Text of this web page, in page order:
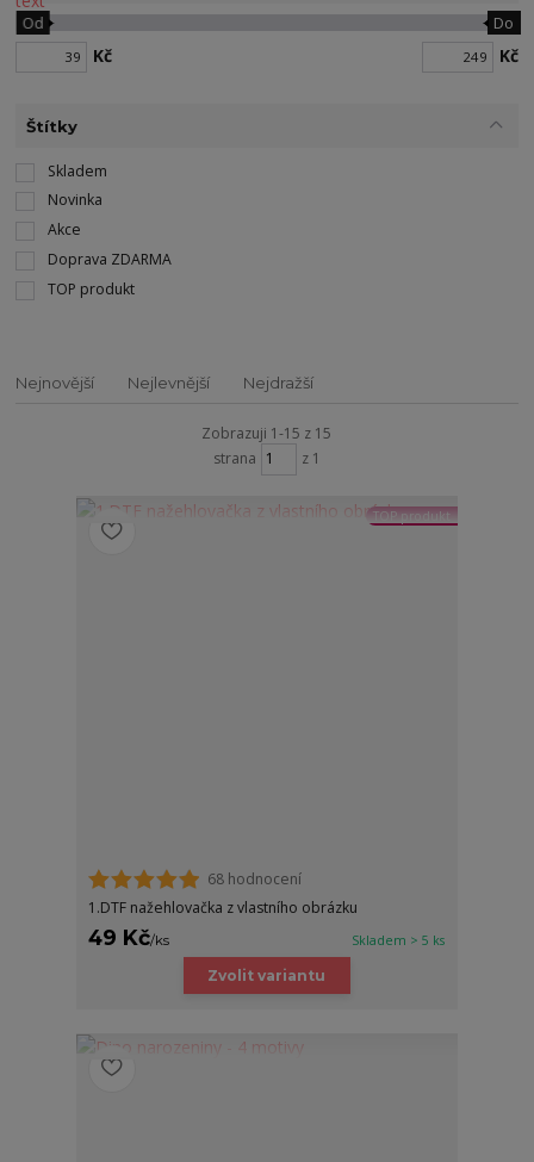
Kč
Od Do
Kč
Štítky
Skladem
Novinka
Akce
Doprava ZDARMA
TOP produkt
Nejnovější Nejlevnější Nejdražší
Zobrazuji 1-15 z 15
strana
z 1
TOP produkt
68 hodnocení
1.DTF nažehlovačka z vlastního obrázku
49 Kč/ks Skladem > 5 ks
Zvolit variantu